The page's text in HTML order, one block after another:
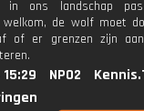
ons landschap
de wolf moet
of er grenzen zijn
NPO2